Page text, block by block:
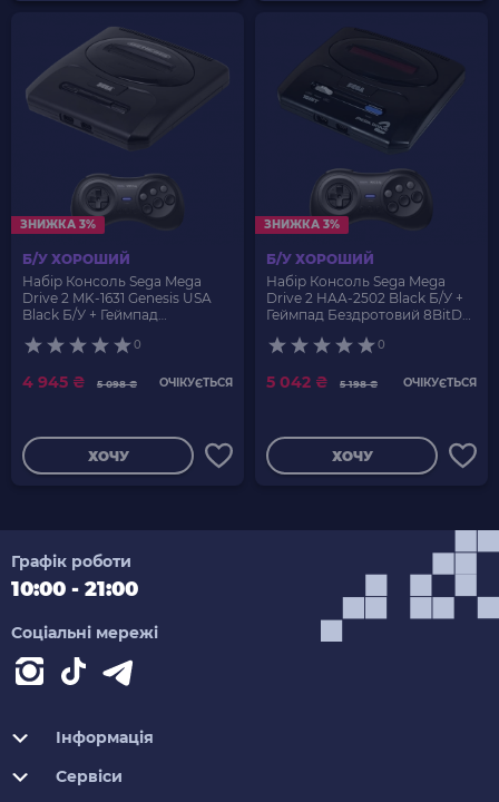
ЗНИЖКА 3%
Б/У ХОРОШИЙ
Набір Консоль Sega Mega
Drive 2 MK-1631 Genesis USA
Black Б/У + Геймпад
2.4G 81CA Новий0
5 098 ₴
4 945 ₴ ОЧІКУЄТЬСЯ
ХОЧУ
ЗНИЖКА 3%
Б/У ХОРОШИЙ
Набір Консоль Sega Mega
Drive 2 HAA-2502 Black Б/У +
Геймпад Бездротовий 8BitDo
0
5 198 ₴
5 042 ₴ ОЧІКУЄТЬСЯ
ХОЧУ
Графік роботи
10:00 - 21:00
Соціальні мережі
Інформація
Сервіси